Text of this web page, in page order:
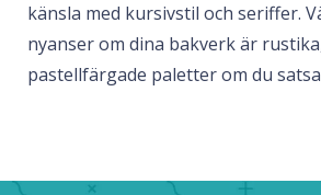
känsla med kursivstil och seriffer.
nyanser om dina bakverk är
pastellfärgade paletter om du